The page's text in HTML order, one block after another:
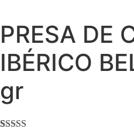
PRESA DE
IBÉRICO
gr